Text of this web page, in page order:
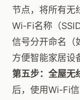
节点，将所有无
Wi-Fi名称（
信号分开命名（
方便智能家居设
第五步：全屋无
后，使用Wi-Fi